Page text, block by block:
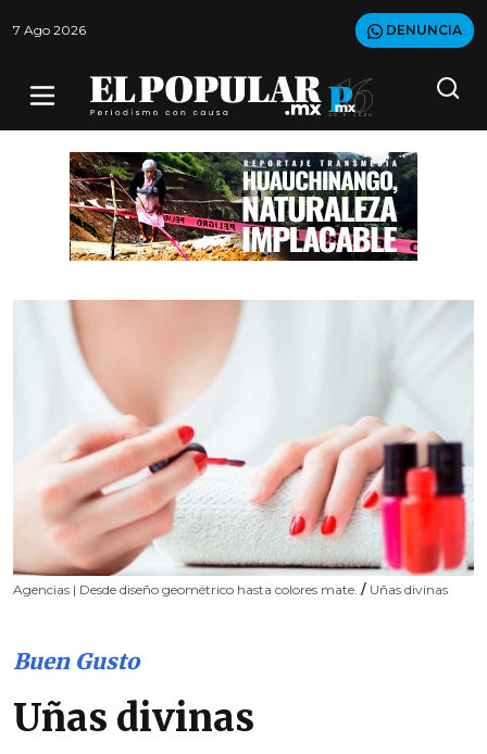
7 Ago 2026 DENUNCIA
Agencias | Desde diseño geométrico hasta colores mate. / Uñas divinas
Buen Gusto
Uñas divinas